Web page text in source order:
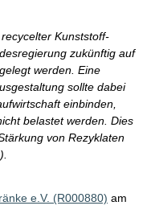
Kunststoff-
zukünftig auf
werden. Eine
sollte dabei
einbinden,
belastet werden. Dies
von Rezyklaten
e.V. (R000880) am